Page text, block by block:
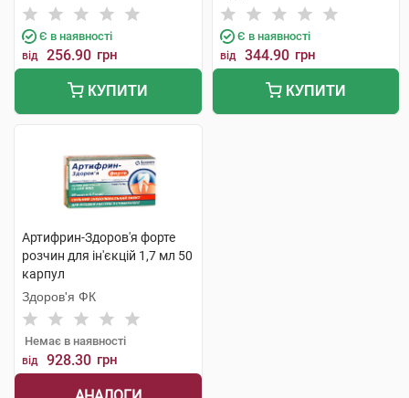
Є в наявності
від 256.90 грн
КУПИТИ
Є в наявності
від 344.90 грн
КУПИТИ
Артифрин-Здоров'я форте
розчин для ін'єкцій 1,7 мл 50
карпул
Здоров'я ФК
Немає в наявності
від 928.30 грн